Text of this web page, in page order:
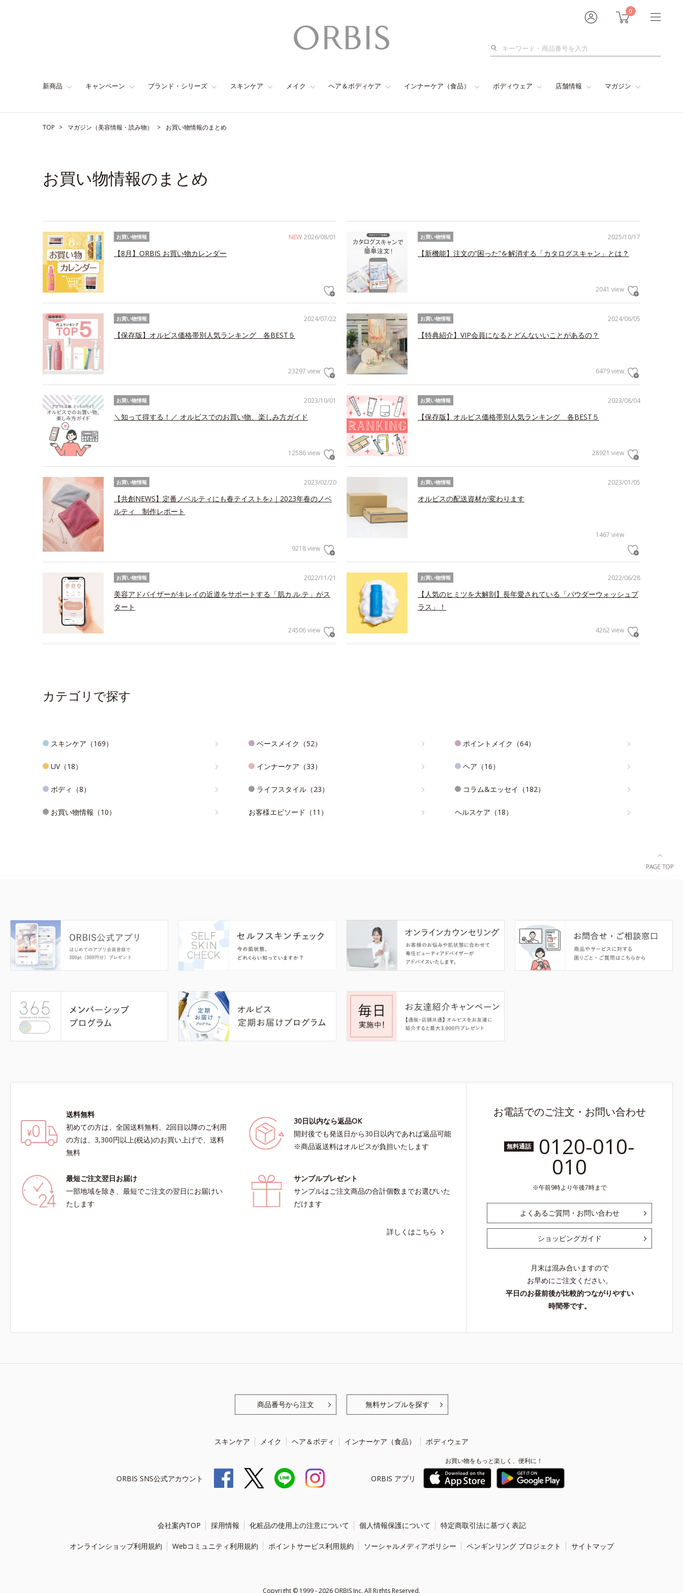
0
検
新商品 キャンペーン ブランド・シリーズ スキンケア メイク ヘア＆ボディケア インナーケア（食品） ボディウェア 店舗情報 マガジン
TOP マガジン（美容情報・読み物） お買い物情報のまとめ
お買い物情報のまとめ
NEW 2026/08/01
お買い物情報
【8月】ORBIS お買い物カレンダー
2025/10/17
お買い物情報
【新機能】注文の“困った”を解消する「カタログスキャン」とは？
2041 view
2024/07/22
お買い物情報
【保存版】オルビス価格帯別人気ランキング 各BEST５
23297 view
2024/06/05
お買い物情報
【特典紹介】VIP会員になるとどんないいことがあるの？
6479 view
2023/10/01
お買い物情報
＼知って得する！／ オルビスでのお買い物、楽しみ方ガイド
12586 view
2023/08/04
お買い物情報
【保存版】オルビス価格帯別人気ランキング 各BEST５
28921 view
2023/02/20
お買い物情報
【共創NEWS】定番ノベルティにも春テイストを♪｜2023年春のノベ
ルティ 制作レポート
9218 view
2023/01/05
お買い物情報
オルビスの配送資材が変わります
1467 view
2022/11/21
お買い物情報
美容アドバイザーがキレイの近道をサポートする「肌カ.ル.テ」がス
タート
24506 view
2022/06/28
お買い物情報
【人気のヒミツを大解剖】長年愛されている「パウダーウォッシュプ
ラス」！
4262 view
カテゴリで探す
スキンケア（169） ベースメイク（52） ポイントメイク（64）
UV（18） インナーケア（33） ヘア（16）
ボディ（8） ライフスタイル（23） コラム&エッセイ（182）
お買い物情報（10） お客様エピソード（11） ヘルスケア（18）
送料無料
初めての方は、全国送料無料、2回目以降のご利用
の方は、3,300円以上(税込)のお買い上げで、送料
無料
30日以内なら返品OK
開封後でも発送日から30日以内であれば返品可能
※商品返送料はオルビスが負担いたします
最短ご注文翌日お届け
一部地域を除き、最短でご注文の翌日にお届けい
たします
サンプルプレゼント
サンプルはご注文商品の合計個数までお選びいた
だけます
詳しくはこちら
お電話でのご注文・お問い合わせ
無料通話 0120-010-
010
午前9時より午後7時まで
よくあるご質問・お問い合わせ
ショッピングガイド
月末は混み合いますので
お早めにご注文ください。
平日のお昼前後が比較的つながりやすい
時間帯です。
商品番号から注文 無料サンプルを探す
スキンケア メイク ヘア＆ボディ インナーケア（食品） ボディウェア
ORBIS SNS公式アカウント ORBIS アプリ
お買い物をもっと楽しく、便利に！
会社案内TOP 採用情報 化粧品の使用上の注意について 個人情報保護について 特定商取引法に基づく表記
オンラインショップ利用規約 Webコミュニティ利用規約 ポイントサービス利用規約 ソーシャルメディアポリシー ペンギンリング プロジェクト サイトマップ
Copyright © 1999 - 2026 ORBIS Inc. All Rights Reserved.